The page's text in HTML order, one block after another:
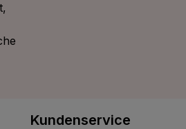
Kundenservice